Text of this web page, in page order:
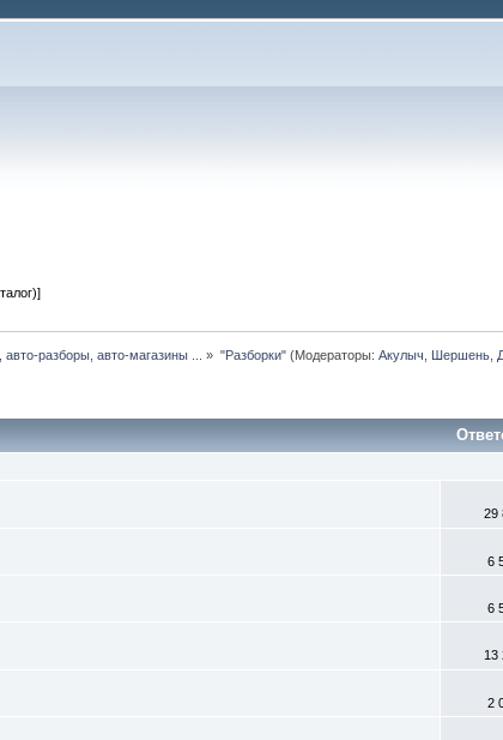
разборы, авто-магазины ... » "Разборки"(Модераторы: Акулыч Шершень,
29
6
6
13
2